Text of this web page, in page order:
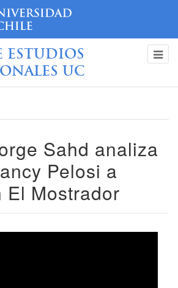
ESTUDIOS
UC
Sahd analiza
Pelosi a
El Mostrador